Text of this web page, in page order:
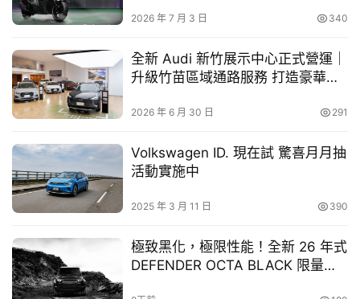
界
玩
C
A
2026 年 7 月 3 日 340
全新 Audi 新竹展示中心正式營運｜
升級竹苗區域通路服務 打造豪華品
2026 年 6 月 30 日 291
Volkswagen ID. 現在試 驚喜月月抽
活動實施中
2025 年 3 月 11 日 390
極致黑化，極限性能！全新 26 年式
DEFENDER OCTA BLACK 限量登